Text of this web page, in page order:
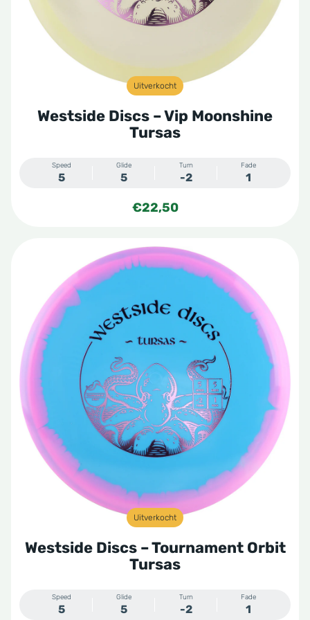
Uitverkocht
Westside Discs – Vip Moonshine
Tursas
Speed
5
Glide
5
Turn
-2
Fade
1
€22,50
Uitverkocht
Westside Discs – Tournament Orbit
Tursas
Speed
5
Glide
5
Turn
-2
Fade
1